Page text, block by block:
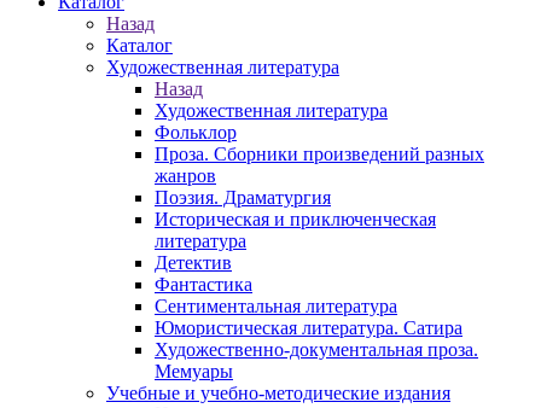
Назад
Каталог
Художественная литература
Назад
Художественная литература
Фольклор
Проза. Сборники произведений разных
жанров
Поэзия. Драматургия
Историческая и приключенческая
литература
Детектив
Фантастика
Сентиментальная литература
Юмористическая литература. Сатира
Художественно-документальная проза.
Мемуары
Учебные и учебно-методические издания